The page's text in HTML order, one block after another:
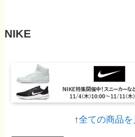
NIKE
↑全ての商品を